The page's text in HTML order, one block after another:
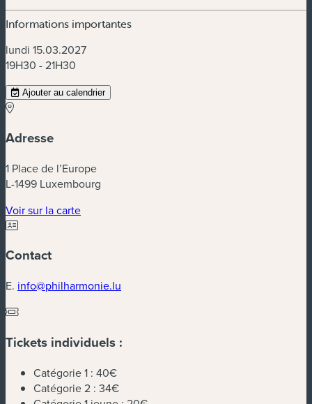
Informations importantes
lundi 15.03.2027
19H30 - 21H30
Ajouter au calendrier
Adresse
1 Place de l’Europe
L-1499 Luxembourg
Voir sur la carte(nouvelle fenêtre)
Contact
E. info@philharmonie.lu
Tickets individuels :
Catégorie 1 : 40€
Catégorie 2 : 34€